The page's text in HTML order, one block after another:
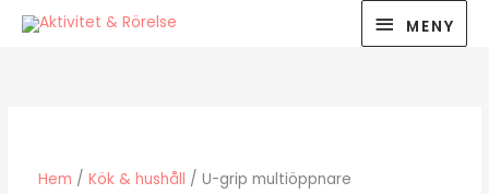
Hoppa
MENY
MENY
Hem / Kök & hushåll / U-grip multiöppnare